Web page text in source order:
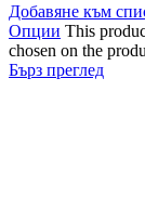
Добавяне към
Опции This
chosen on the
Бърз преглед